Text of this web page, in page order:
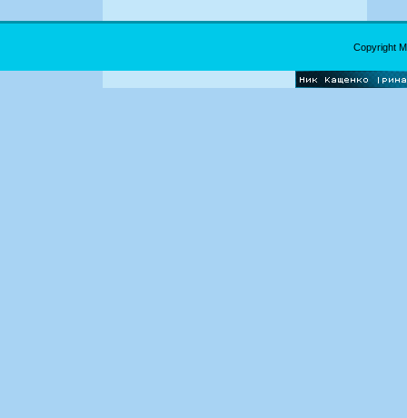
Copyright